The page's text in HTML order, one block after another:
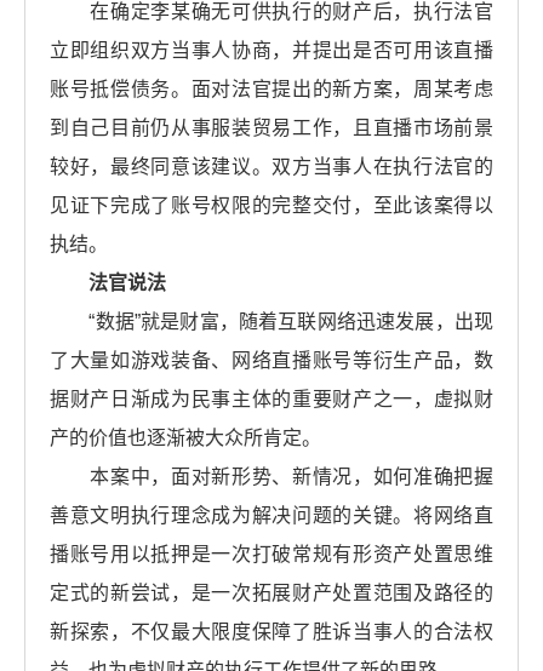
在确定李某确无可供执行的财产后，执行法官
立即组织双方当事人协商，并提出是否可用该直播
账号抵偿债务。面对法官提出的新方案，周某考虑
到自己目前仍从事服装贸易工作，且直播市场前景
较好，最终同意该建议。双方当事人在执行法官的
见证下完成了账号权限的完整交付，至此该案得以
执结。
法官说法
“数据”就是财富，随着互联网络迅速发展，出现
了大量如游戏装备、网络直播账号等衍生产品，数
据财产日渐成为民事主体的重要财产之一，虚拟财
产的价值也逐渐被大众所肯定。
本案中，面对新形势、新情况，如何准确把握
善意文明执行理念成为解决问题的关键。将网络直
播账号用以抵押是一次打破常规有形资产处置思维
定式的新尝试，是一次拓展财产处置范围及路径的
新探索，不仅最大限度保障了胜诉当事人的合法权